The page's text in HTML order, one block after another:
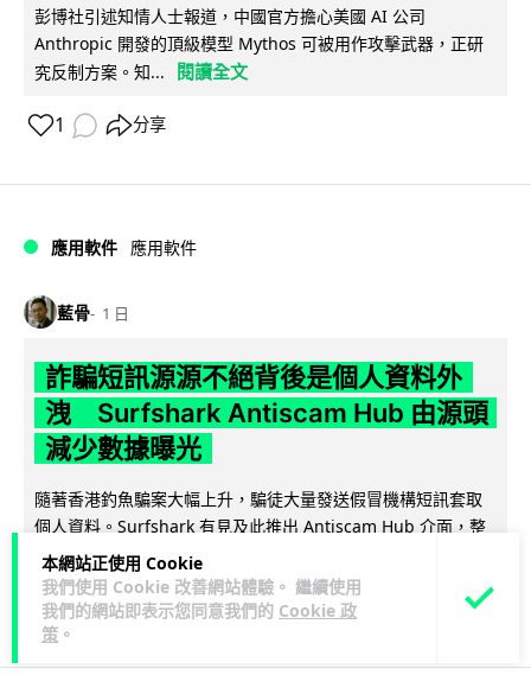
本網站正使用 Cookie
我們使用 Cookie 改善網站體驗。 繼續使用
我們的網站即表示您同意我們的 Cookie 政
策 。
彭博社引述知情人士報道，中國官方擔心美國 AI 公司
Anthropic 開發的頂級模型 Mythos 可被用作攻擊武器，正研
究反制方案。知...
閱讀全文
1 分享
應用軟件 應用軟件
藍骨 1 日
詐騙短訊源源不絕背後是個人資料外
洩 Surfshark Antiscam Hub 由源頭
減少數據曝光
隨著香港釣魚騙案大幅上升，騙徒大量發送假冒機構短訊套取
個人資料。Surfshark 有見及此推出 Antiscam Hub 介面，整
合電郵遮... 閱讀全文
12 分享